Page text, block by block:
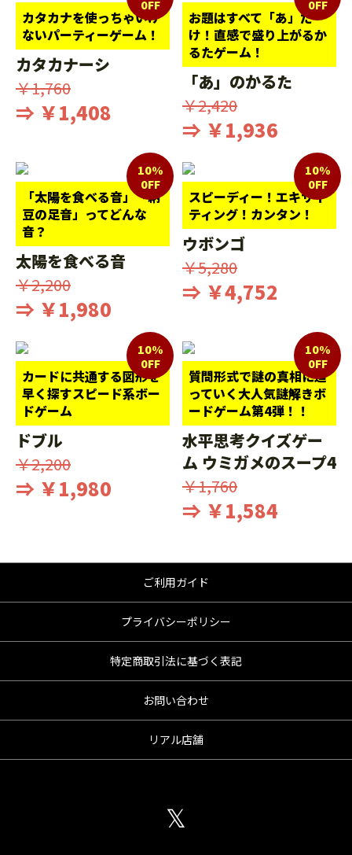
カタカナを使っちゃいけ
ないパーティーゲーム！
0FF
カタカナーシ
￥1,760
⇒ ￥1,408
お題はすべて「あ」だ
け！直感で盛り上がるか
るたゲーム！
0FF
「あ」のかるた
￥2,420
⇒ ￥1,936
「太陽を食べる音」「納
豆の足音」ってどんな
音？
10%
0FF
太陽を食べる音
￥2,200
⇒ ￥1,980
スピーディー！エキサイ
ティング！カンタン！
10%
0FF
ウボンゴ
￥5,280
⇒ ￥4,752
カードに共通する図形を
早く探すスピード系ボー
ドゲーム
10%
0FF
ドブル
￥2,200
⇒ ￥1,980
質問形式で謎の真相に迫
っていく大人気謎解きボ
ードゲーム第4弾！！
10%
0FF
水平思考クイズゲー
ム ウミガメのスープ4
￥1,760
⇒ ￥1,584
ご利用ガイド
プライバシーポリシー
特定商取引法に基づく表記
お問い合わせ
リアル店舗
𝕏